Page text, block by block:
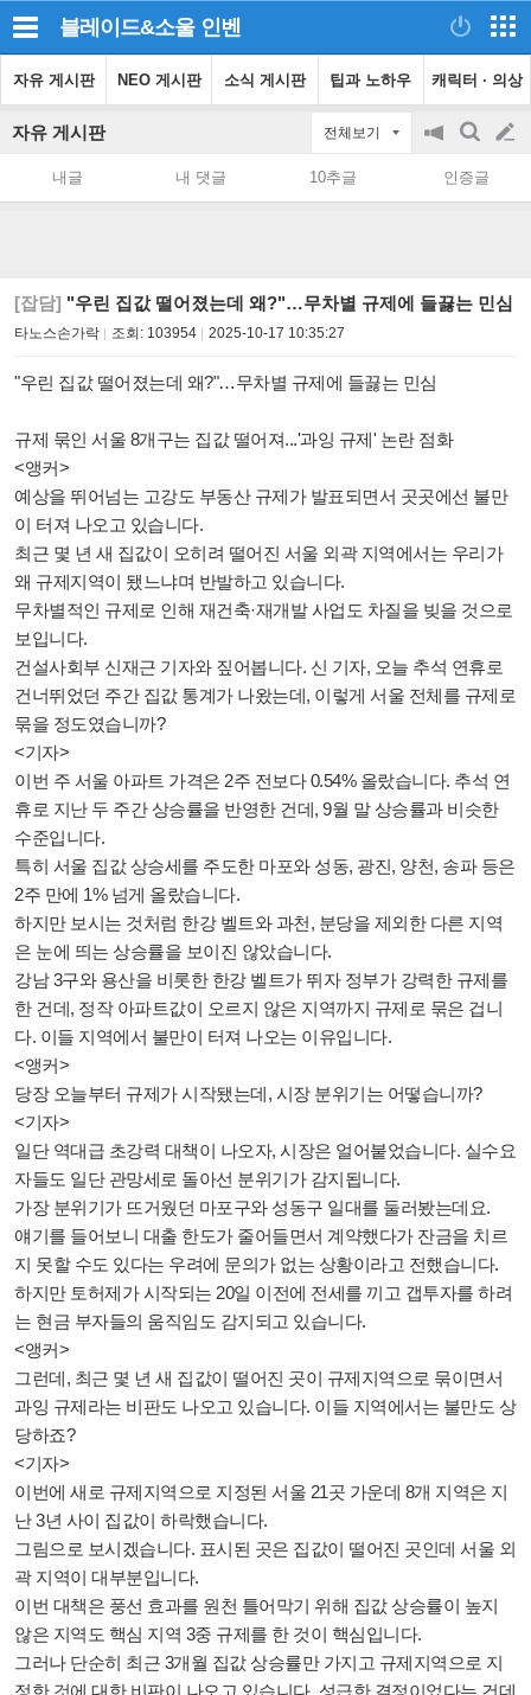
블레이드&소울 인벤
자유 게시판 NEO 게시판 소식 게시판 팁과 노하우 캐릭터 · 의상
자유 게시판 전체보기
공
on/off
검
색
글
쓰
내글 내 댓글 10추글 인증글
[잡담] "우린 집값 떨어졌는데 왜?"…무차별 규제에 들끓는 민심
타노스손가락 조회: 103954 2025-10-17 10:35:27
"우린 집값 떨어졌는데 왜?"…무차별 규제에 들끓는 민심
규제 묶인 서울 8개구는 집값 떨어져...'과잉 규제' 논란 점화
<앵커>
예상을 뛰어넘는 고강도 부동산 규제가 발표되면서 곳곳에선 불만
이 터져 나오고 있습니다.
최근 몇 년 새 집값이 오히려 떨어진 서울 외곽 지역에서는 우리가
왜 규제지역이 됐느냐며 반발하고 있습니다.
무차별적인 규제로 인해 재건축·재개발 사업도 차질을 빚을 것으로
보입니다.
건설사회부 신재근 기자와 짚어봅니다. 신 기자, 오늘 추석 연휴로
건너뛰었던 주간 집값 통계가 나왔는데, 이렇게 서울 전체를 규제로
묶을 정도였습니까?
<기자>
이번 주 서울 아파트 가격은 2주 전보다 0.54% 올랐습니다. 추석 연
휴로 지난 두 주간 상승률을 반영한 건데, 9월 말 상승률과 비슷한
수준입니다.
특히 서울 집값 상승세를 주도한 마포와 성동, 광진, 양천, 송파 등은
2주 만에 1% 넘게 올랐습니다.
하지만 보시는 것처럼 한강 벨트와 과천, 분당을 제외한 다른 지역
은 눈에 띄는 상승률을 보이진 않았습니다.
강남 3구와 용산을 비롯한 한강 벨트가 뛰자 정부가 강력한 규제를
한 건데, 정작 아파트값이 오르지 않은 지역까지 규제로 묶은 겁니
다. 이들 지역에서 불만이 터져 나오는 이유입니다.
<앵커>
당장 오늘부터 규제가 시작됐는데, 시장 분위기는 어떻습니까?
<기자>
일단 역대급 초강력 대책이 나오자, 시장은 얼어붙었습니다. 실수요
자들도 일단 관망세로 돌아선 분위기가 감지됩니다.
가장 분위기가 뜨거웠던 마포구와 성동구 일대를 둘러봤는데요.
얘기를 들어보니 대출 한도가 줄어들면서 계약했다가 잔금을 치르
지 못할 수도 있다는 우려에 문의가 없는 상황이라고 전했습니다.
하지만 토허제가 시작되는 20일 이전에 전세를 끼고 갭투자를 하려
는 현금 부자들의 움직임도 감지되고 있습니다.
<앵커>
그런데, 최근 몇 년 새 집값이 떨어진 곳이 규제지역으로 묶이면서
과잉 규제라는 비판도 나오고 있습니다. 이들 지역에서는 불만도 상
당하죠?
<기자>
이번에 새로 규제지역으로 지정된 서울 21곳 가운데 8개 지역은 지
난 3년 사이 집값이 하락했습니다.
그림으로 보시겠습니다. 표시된 곳은 집값이 떨어진 곳인데 서울 외
곽 지역이 대부분입니다.
이번 대책은 풍선 효과를 원천 틀어막기 위해 집값 상승률이 높지
않은 지역도 핵심 지역 3중 규제를 한 것이 핵심입니다.
그러나 단순히 최근 3개월 집값 상승률만 가지고 규제지역으로 지
정한 것에 대한 비판이 나오고 있습니다. 성급한 결정이었다는 건데